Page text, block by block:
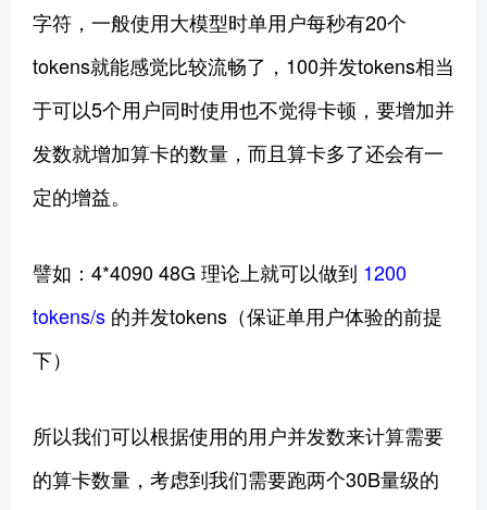
字符，一般使用大模型时单用户每秒有20个
tokens就能感觉比较流畅了，100并发tokens相当
于可以5个用户同时使用也不觉得卡顿，要增加并
发数就增加算卡的数量，而且算卡多了还会有一
定的增益。
譬如：4*4090 48G 理论上就可以做到 1200
tokens/s 的并发tokens（保证单用户体验的前提
下）
所以我们可以根据使用的用户并发数来计算需要
的算卡数量，考虑到我们需要跑两个30B量级的